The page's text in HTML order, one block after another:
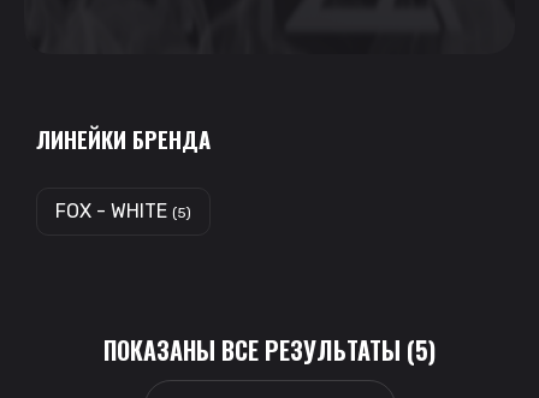
ЛИНЕЙКИ БРЕНДА
FOX - WHITE (5)
ПОКАЗАНЫ ВСЕ РЕЗУЛЬТАТЫ (5)